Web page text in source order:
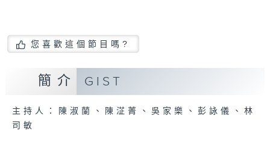
您喜歡這個節目嗎?
簡介 GIST
主持人：陳淑蘭、陳淽菁、吳家樂、彭詠儀、林
司敏